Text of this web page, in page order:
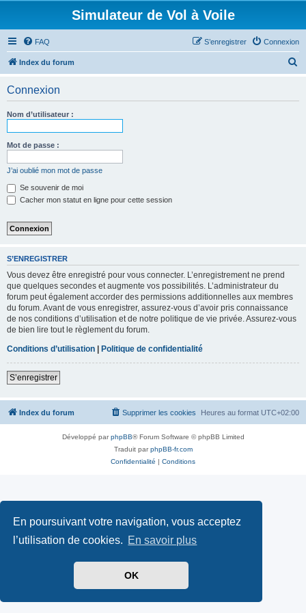
En poursuivant votre navigation, vous acceptez
l’utilisation de cookies. En savoir plus
OK
Simulateur de Vol à Voile
FAQ Connexion
S’enregistrer
Index du forum
Connexion
Nom d’utilisateur :
Mot de passe :
J’ai oublié mon mot de passe
Se souvenir de moi
Cacher mon statut en ligne pour cette session
S’ENREGISTRER
Vous devez être enregistré pour vous connecter. L’enregistrement ne prend
que quelques secondes et augmente vos possibilités. L’administrateur du
forum peut également accorder des permissions additionnelles aux membres
du forum. Avant de vous enregistrer, assurez-vous d’avoir pris connaissance
de nos conditions d’utilisation et de notre politique de vie privée. Assurez-vous
de bien lire tout le règlement du forum.
Conditions d’utilisation | Politique de confidentialité
S’enregistrer
Index du forum Heures au format UTC+02:00
Supprimer les cookies
Développé parphpBB® Forum Software © phpBB Limited
Traduit parphpBB-fr.com
Confidentialité | Conditions